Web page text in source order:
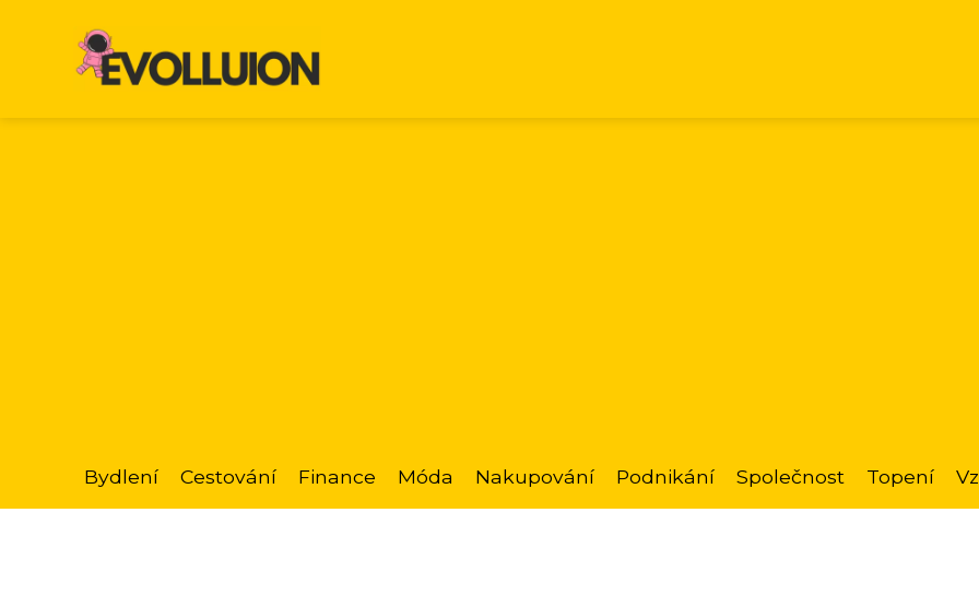
Bydlení Cestování Finance Móda Nakupování Podnikání Společnost Topení